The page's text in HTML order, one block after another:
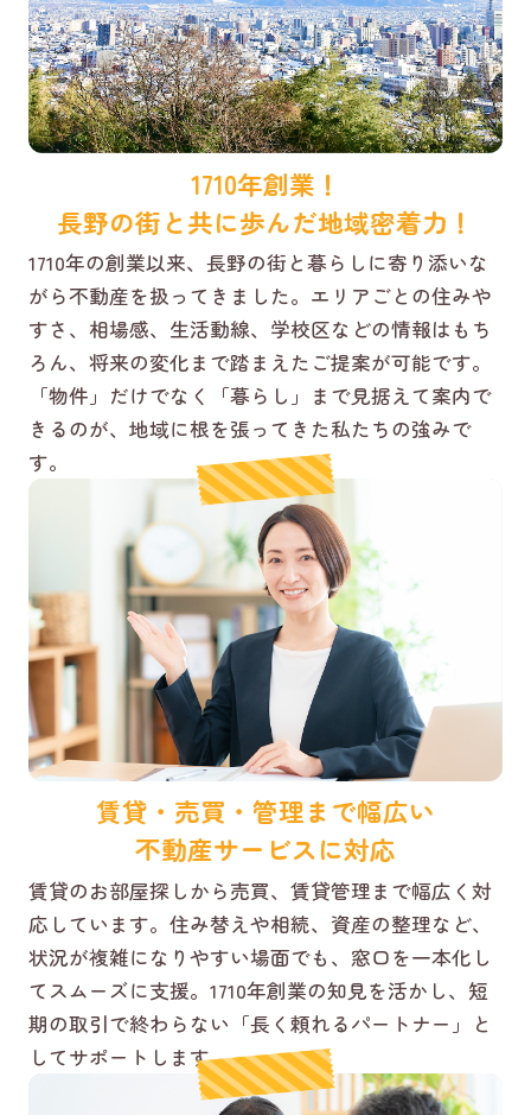
1710年創業！
長野の街と共に歩んだ地域密着力！
1710年の創業以来、長野の街と暮らしに寄り添いな
がら不動産を扱ってきました。エリアごとの住みや
すさ、相場感、生活動線、学校区などの情報はもち
ろん、将来の変化まで踏まえたご提案が可能です。
「物件」だけでなく「暮らし」まで見据えて案内で
きるのが、地域に根を張ってきた私たちの強みで
す。
賃貸・売買・管理まで幅広い
不動産サービスに対応
賃貸のお部屋探しから売買、賃貸管理まで幅広く対
応しています。住み替えや相続、資産の整理など、
状況が複雑になりやすい場面でも、窓口を一本化し
てスムーズに支援。1710年創業の知見を活かし、短
期の取引で終わらない「長く頼れるパートナー」と
してサポートします。